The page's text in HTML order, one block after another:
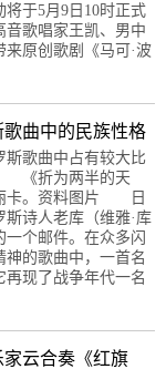
将于5月9日10时正式
音歌唱家王凯、男中
原创歌剧《马可·波
曲中的民族性格
斯歌曲中占有较大比
《折为两半的天
卡。资料图片 日
斯诗人老库（维雅·库
一个邮件。在众多闪
神的歌曲中，一首名
再现了战争年代一名
云合奏《红旗